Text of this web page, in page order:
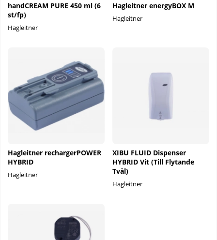
handCREAM PURE 450 ml (6
st/fp)
Hagleitner
Hagleitner energyBOX M
Hagleitner
Hagleitner rechargerPOWER
HYBRID
Hagleitner
XIBU FLUID Dispenser
HYBRID Vit (Till Flytande
Tvål)
Hagleitner